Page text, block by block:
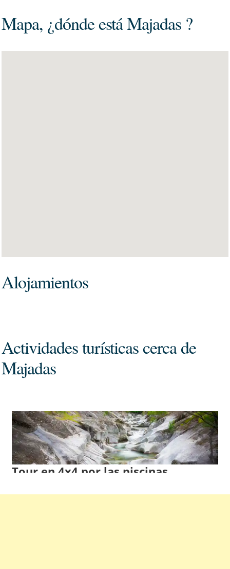
Mapa, ¿dónde está Majadas ?
Alojamientos
Actividades turísticas cerca de
Majadas